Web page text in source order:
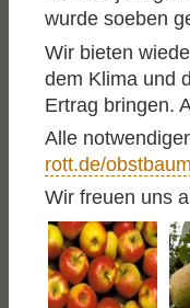
wurde soeben
Wir bieten
dem Klima und
Ertrag bringen.
Alle
rott.de/
Wir freuen uns